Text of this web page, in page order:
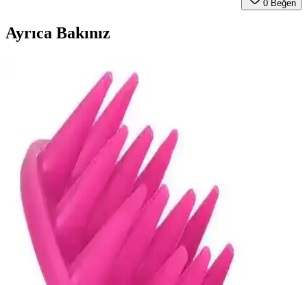
0 Beğen
Ayrıca Bakınız
Kaşıntı İçin Güvenli ve Etkili Jel Seçenekleri ile Cilt
Rahatlatıcı Çözümler
Kaşıntıya karşı etkili ve güvenli jellerle cilt tahrişlerini hafifletin,
rahatlatıcı etkilerle yaşam kalitenizi artırın. Doğru ürün seçimi ve
uzman önerileriyle sağlıklı cilde ulaşın.
Ciltte Kaşıntı ve Kızarıklıkla Başa Çıkma
Yöntemleri ve Güncel Tedavi Seçenekleri
Ciltte kaşıntı, kızarıklık ve tahriş, alerjik reaksiyonlar ve irritasyonlar
nedeniyle oluşabilir. Uygun ürünler, doğru bakım ve tedavi
yöntemleriyle bu sorunlar hafifletilebilir.
Hassas Ciltler İçin Etkili ve Güvenli Bakım
Yöntemleri Rehberi